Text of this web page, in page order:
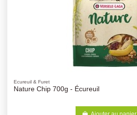
Ecureuil & Furet
Nature Chip 700g - Écureuil